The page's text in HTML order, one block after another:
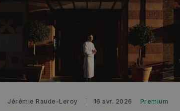
Jérémie Raude-Leroy 16 avr. 2026 Premium